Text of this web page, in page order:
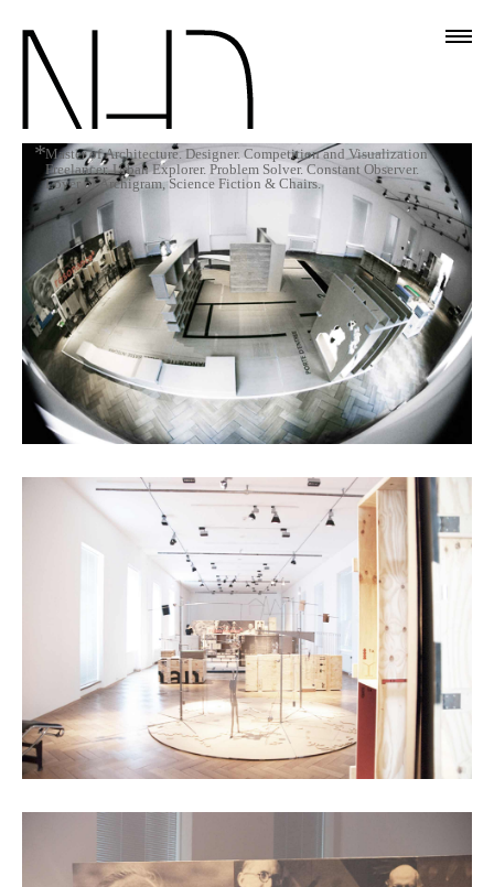
*Master of Architecture. Designer. Competition and Visualization
Freelancer. Urban Explorer. Problem Solver. Constant Observer.
Lover of Archigram, Science Fiction & Chairs.